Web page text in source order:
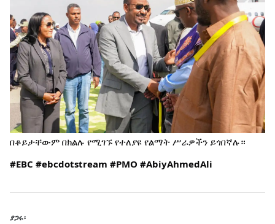
በቆይታቸውም በክልሉ የሚገኙ የተለያዩ የልማት ሥራዎችን ይጎበኛሉ።
#EBC #ebcdotstream #PMO #AbiyAhmedAli
ያጋሩ፡